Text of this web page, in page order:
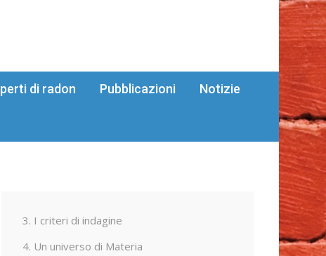
di radon Pubblicazioni Notizie
3. I criteri di indagine
4. Un universo di Materia